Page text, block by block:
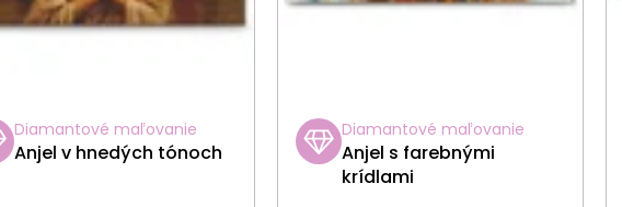
Diamantové maľovanie
Anjel v hnedých tónoch
Diamantové maľovanie
Anjel s farebnými
krídlami